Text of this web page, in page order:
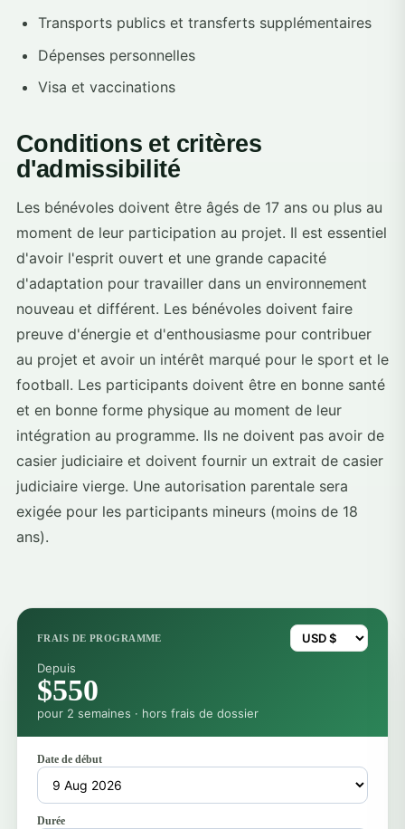
Transports publics et transferts supplémentaires
Dépenses personnelles
Visa et vaccinations
Conditions et critères
d'admissibilité
Les bénévoles doivent être âgés de 17 ans ou plus au
moment de leur participation au projet. Il est essentiel
d'avoir l'esprit ouvert et une grande capacité
d'adaptation pour travailler dans un environnement
nouveau et différent. Les bénévoles doivent faire
preuve d'énergie et d'enthousiasme pour contribuer
au projet et avoir un intérêt marqué pour le sport et le
football. Les participants doivent être en bonne santé
et en bonne forme physique au moment de leur
intégration au programme. Ils ne doivent pas avoir de
casier judiciaire et doivent fournir un extrait de casier
judiciaire vierge. Une autorisation parentale sera
exigée pour les participants mineurs (moins de 18
ans).
FRAIS DE PROGRAMME
Depuis
$550
pour 2 semaines · hors frais de dossier
Date de début
Durée